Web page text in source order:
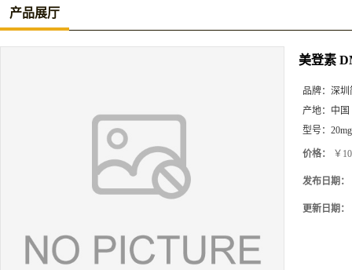
产品展厅
美登素
品牌： 深圳
产地： 中国
型号： 20mg
价格： ￥
发布日期：
更新日期：